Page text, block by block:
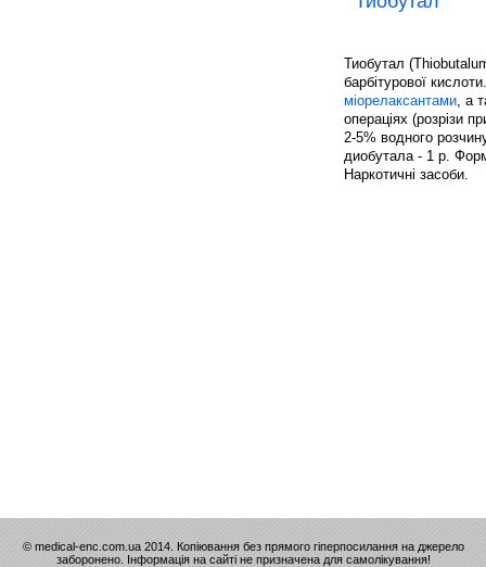
Тиобутал
барбітурової
міорелаксантами, а
операціях (розрізи
2-5% водного
диобутала - 1 р.
Наркотичні засоби.
© medical-enc.com.ua 2014. Копіювання без прямого гіперпосилання на джерело
заборонено. Інформація на сайті не призначена для самолікування!